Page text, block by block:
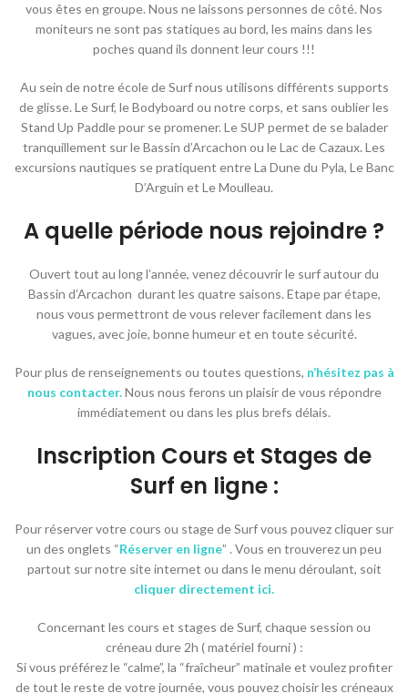
vous êtes en groupe. Nous ne laissons personnes de côté. Nos
moniteurs ne sont pas statiques au bord, les mains dans les
poches quand ils donnent leur cours !!!
Au sein de notre école de Surf nous utilisons différents supports
de glisse. Le Surf, le Bodyboard ou notre corps, et sans oublier les
Stand Up Paddle pour se promener. Le SUP permet de se balader
tranquillement sur le Bassin d’Arcachon ou le Lac de Cazaux. Les
excursions nautiques se pratiquent entre La Dune du Pyla, Le Banc
D’Arguin et Le Moulleau.
A quelle période nous rejoindre ?
Ouvert tout au long l’année, venez découvrir le surf autour du
Bassin d’Arcachon durant les quatre saisons. Etape par étape,
nous vous permettront de vous relever facilement dans les
vagues, avec joie, bonne humeur et en toute sécurité.
Pour plus de renseignements ou toutes questions, n’hésitez pas à
nous contacter.Nous nous ferons un plaisir de vous répondre
immédiatement ou dans les plus brefs délais.
Inscription Cours et Stages de
Surf en ligne :
Pour réserver votre cours ou stage de Surf vous pouvez cliquer sur
un des onglets “Réserver en ligne” . Vous en trouverez un peu
partout sur notre site internet ou dans le menu déroulant, soit
cliquer directement ici.
Concernant les cours et stages de Surf, chaque session ou
créneau dure 2h ( matériel fourni ) :
Si vous préférez le “calme”, la “fraîcheur” matinale et voulez profiter
de tout le reste de votre journée, vous pouvez choisir les créneaux